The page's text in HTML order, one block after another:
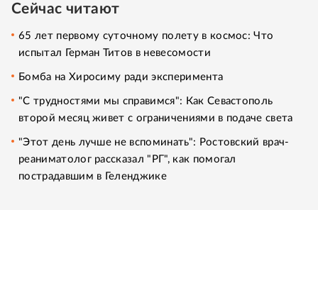
Сейчас читают
65 лет первому суточному полету в космос: Что
испытал Герман Титов в невесомости
Бомба на Хиросиму ради эксперимента
"С трудностями мы справимся": Как Севастополь
второй месяц живет с ограничениями в подаче света
"Этот день лучше не вспоминать": Ростовский врач-
реаниматолог рассказал "РГ", как помогал
пострадавшим в Геленджике